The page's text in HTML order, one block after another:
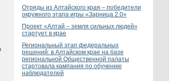
Отряды из Алтайского края – победители
окружного этапа игры «Зарница 2.0»
Проект «Алтай – земля сильных людей»
стартует в крае
Региональный этап федеральных
решений: в Алтайском крае на базе
региональной Общественной палаты
стартовала кампания по обучению
наблюдателей